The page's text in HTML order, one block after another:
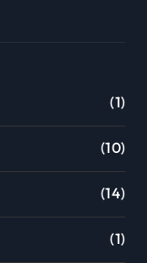
(1)
(10)
(14)
(1)